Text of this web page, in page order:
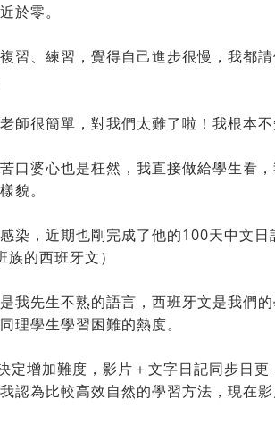
於零。
習、練習，覺得自己進步很慢，我都
師很簡單，對我們太難了啦！我根本
口婆心也是枉然，我直接做給學生看
貌。
染，近期也剛完成了他的100天中文
的西班牙文）
我先生不熟的語言，西班牙文是我們
理學生學習困難的熱度。
定增加難度，影片＋文字日記同步日
認為比較高效自然的學習方法，現在